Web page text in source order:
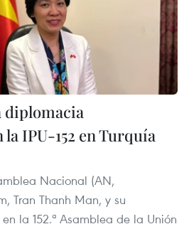
diplomacia
IPU-152 en Turquía
Nacional (AN,
Tran Thanh Man, y su
la 152.ª Asamblea de la Unión